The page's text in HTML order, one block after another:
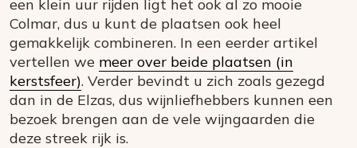
een klein uur rijden ligt het ook al zo mooie
Colmar, dus u kunt de plaatsen ook heel
gemakkelijk combineren. In een eerder artikel
vertellen we meer over beide plaatsen (in
kerstsfeer). Verder bevindt u zich zoals gezegd
dan in de Elzas, dus wijnliefhebbers kunnen een
bezoek brengen aan de vele wijngaarden die
deze streek rijk is.